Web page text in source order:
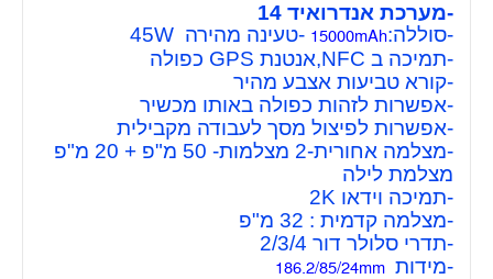
-מערכת אנדרואיד 14
-סוללה:15000mAh -טעינה מהירה 45W
-תמיכה ב NFC,אנטנת GPS כפולה
-קורא טביעות אצבע מהיר
-אפשרות לזהות כפולה באותו מכשיר
-אפשרות לפיצול מסך לעבודה מקבילית
-מצלמה אחורית-2 מצלמות- 50 מ"פ + 20 מ"פ
מצלמת לילה
-תמיכה וידאו 2K
-מצלמה קדמית : 32 מ"פ
-תדרי סלולר דור 2/3/4
-מידות